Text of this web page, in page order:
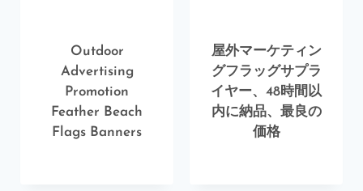
Outdoor
Advertising
Promotion
Feather Beach
Flags Banners
屋外マーケティン
グフラッグサプラ
イヤー、48時間以
内に納品、最良の
価格